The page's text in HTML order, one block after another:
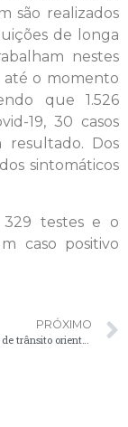
são realizados
de longa
nestes
até o momento
que 1.526
19, 30 casos
resultado. Dos
sintomáticos
329 testes e o
caso positivo
PRÓXIMO
Blitz educativa de trânsito orienta e alerta condutores